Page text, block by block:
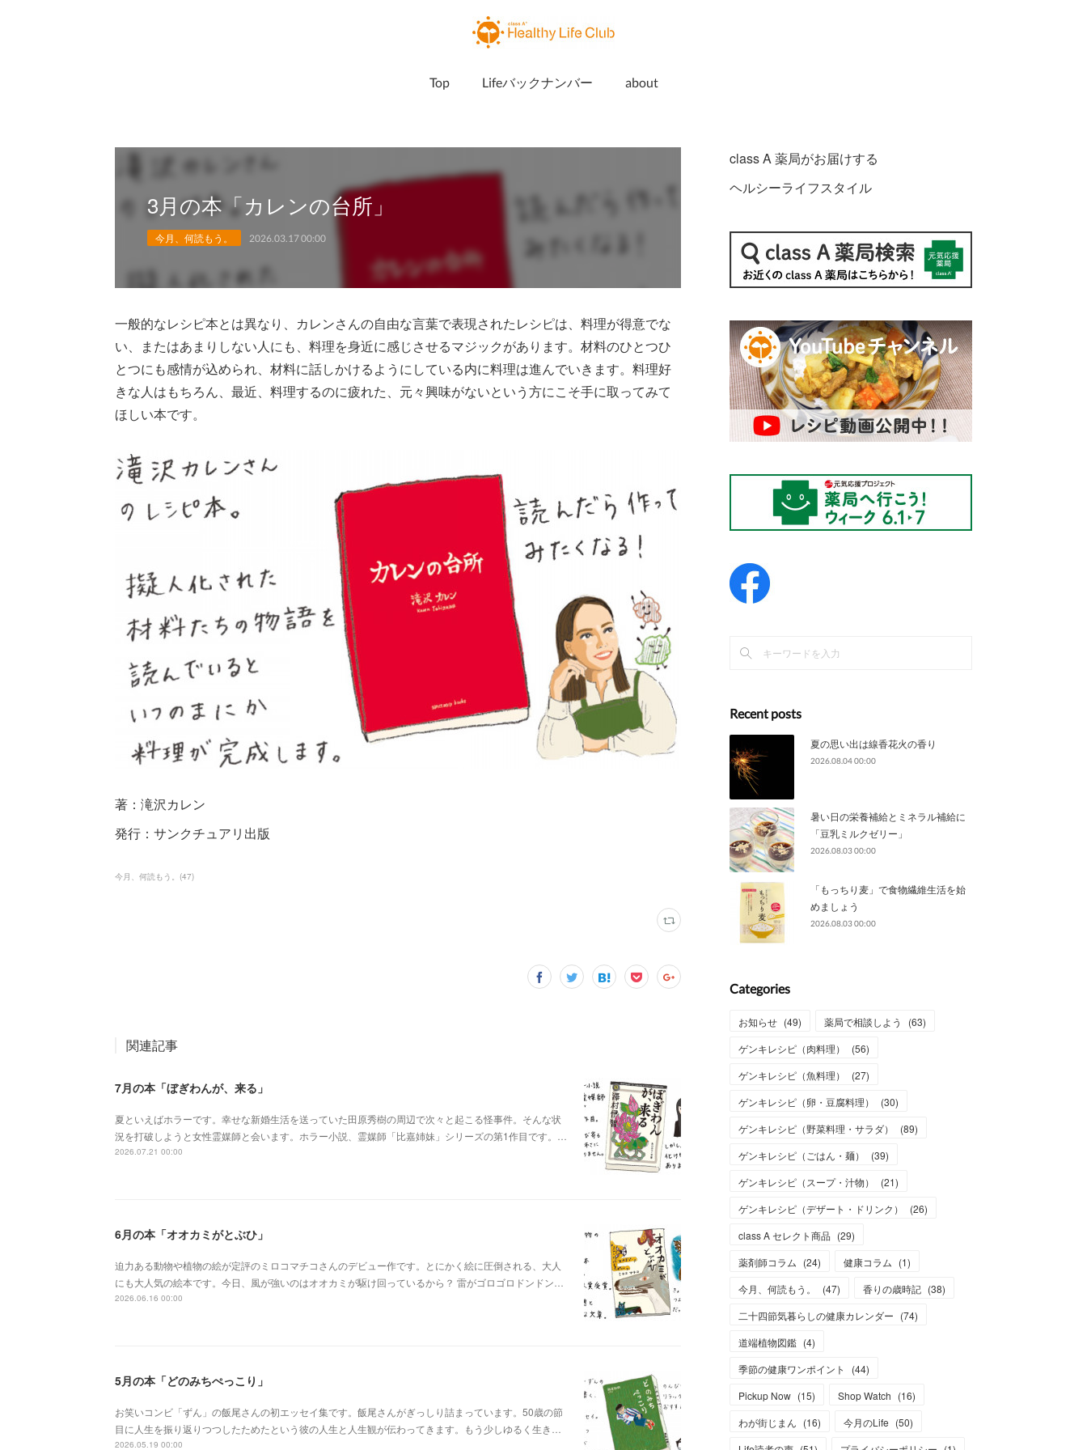
Top Lifeバックナンバー about
3月の本「カレンの台所」
今月、何読もう。 2026.03.17 00:00
一般的なレシピ本とは異なり、カレンさんの自由な言葉で表現されたレシピは、料理が得意でな
い、またはあまりしない人にも、料理を身近に感じさせるマジックがあります。材料のひとつひ
とつにも感情が込められ、材料に話しかけるようにしている内に料理は進んでいきます。料理好
きな人はもちろん、最近、料理するのに疲れた、元々興味がないという方にこそ手に取ってみて
ほしい本です。
著：滝沢カレン
発行：サンクチュアリ出版
今月、何読もう。 (47)
関連記事
7月の本「ぼぎわんが、来る」
夏といえばホラーです。幸せな新婚生活を送っていた田原秀樹の周辺で次々と起こる怪事件。そんな状
況を打破しようと女性霊媒師と会います。ホラー小説、霊媒師「比嘉姉妹」シリーズの第1作目です。…
2026.07.21 00:00
6月の本「オオカミがとぶひ」
迫力ある動物や植物の絵が定評のミロコマチコさんのデビュー作です。とにかく絵に圧倒される、大人
にも大人気の絵本です。今日、風が強いのはオオカミが駆け回っているから？ 雷がゴロゴロドンドン…
2026.06.16 00:00
5月の本「どのみちぺっこり」
お笑いコンビ「ずん」の飯尾さんの初エッセイ集です。飯尾さんがぎっしり詰まっています。50歳の節
目に人生を振り返りつつしたためたという彼の人生と人生観が伝わってきます。もう少しゆるく生き…
2026.05.19 00:00
class A 薬局がお届けする
ヘルシーライフスタイル
Recent posts
夏の思い出は線香花火の香り
2026.08.04 00:00
暑い日の栄養補給とミネラル補給に
「豆乳ミルクゼリー」
2026.08.03 00:00
「もっちり麦」で食物繊維生活を始
めましょう
2026.08.03 00:00
Categories
お知らせ (49) 薬局で相談しよう (63)
ゲンキレシピ（肉料理）
(56)
ゲンキレシピ（魚料理）
(27)
ゲンキレシピ（卵・豆腐料理）
(30)
ゲンキレシピ（野菜料理・サラダ）
(89)
ゲンキレシピ（ごはん・麺）
(39)
ゲンキレシピ（スープ・汁物）
(21)
ゲンキレシピ（デザート・ドリンク）
(26)
class A セレクト商品 (29)
薬剤師コラム (24) 健康コラム (1)
今月、何読もう。
(47) 香りの歳時記 (38)
二十四節気暮らしの健康カレンダー (74)
道端植物図鑑 (4)
季節の健康ワンポイント
(44)
Pickup Now (15) Shop Watch (16)
わが街じまん (16) 今月のLife (50)